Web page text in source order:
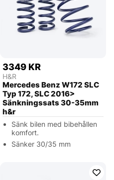
3349 KR
H&R
Mercedes Benz W172 SLC
Typ 172, SLC 2016>
Sänkningssats 30-35mm
h&r
Sänk bilen med bibehållen
komfort.
Sänker 30/35 mm